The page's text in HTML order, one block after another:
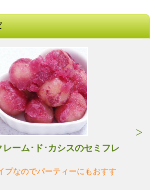
レーム･ド･カシスのセミフレ
プなのでパーティーにもおすす